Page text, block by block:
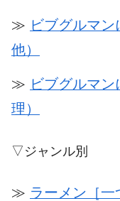
≫ ビブグルマ
他）
≫ ビブグルマ
理）
▽ジャンル別
≫ ラーメン［一